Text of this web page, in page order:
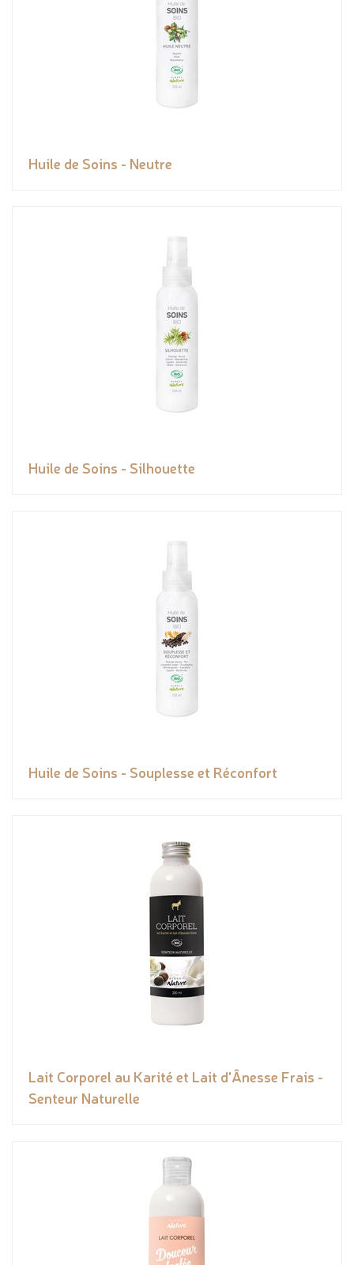
Huile de Soins - Neutre
Huile de Soins - Silhouette
Huile de Soins - Souplesse et Réconfort
Lait Corporel au Karité et Lait d'Ânesse Frais -
Senteur Naturelle